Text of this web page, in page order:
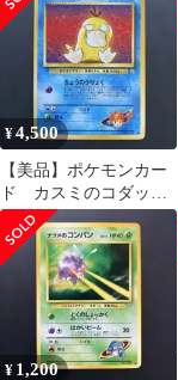
¥4,500
【美品】ポケモンカー
ド カスミのコダッ
ク 旧裏 未使用
¥ 1,200